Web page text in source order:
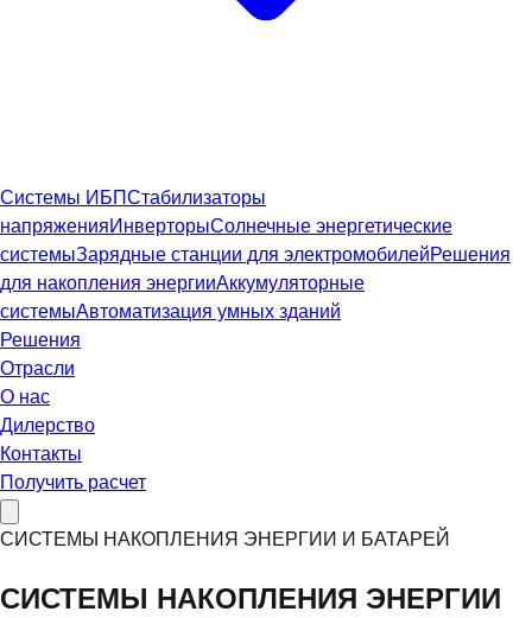
Системы ИБПСтабилизаторы
напряженияИнверторыСолнечные энергетические
системыЗарядные станции для электромобилейРешения
для накопления энергииАккумуляторные
системыАвтоматизация умных зданий
Решения
Отрасли
О нас
Дилерство
Контакты
Получить расчет
СИСТЕМЫ НАКОПЛЕНИЯ ЭНЕРГИИ И БАТАРЕЙ
СИСТЕМЫ НАКОПЛЕНИЯ ЭНЕРГИИ